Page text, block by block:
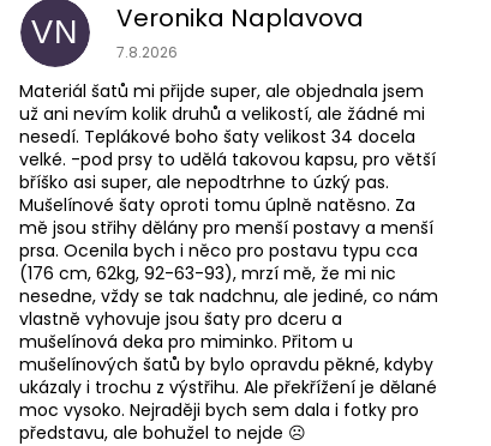
VN Veronika Naplavova
Hodnocení obchodu je 4 z 5 hvězdiček.
7.8.2026
Materiál šatů mi přijde super, ale objednala jsem
už ani nevím kolik druhů a velikostí, ale žádné mi
nesedí. Teplákové boho šaty velikost 34 docela
velké. -pod prsy to udělá takovou kapsu, pro větší
bříško asi super, ale nepodtrhne to úzký pas.
Mušelínové šaty oproti tomu úplně natěsno. Za
mě jsou střihy dělány pro menší postavy a menší
prsa. Ocenila bych i něco pro postavu typu cca
(176 cm, 62kg, 92-63-93), mrzí mě, že mi nic
nesedne, vždy se tak nadchnu, ale jediné, co nám
vlastně vyhovuje jsou šaty pro dceru a
mušelínová deka pro miminko. Přitom u
mušelínových šatů by bylo opravdu pěkné, kdyby
ukázaly i trochu z výstřihu. Ale překřížení je dělané
moc vysoko. Nejraději bych sem dala i fotky pro
představu, ale bohužel to nejde ☹️